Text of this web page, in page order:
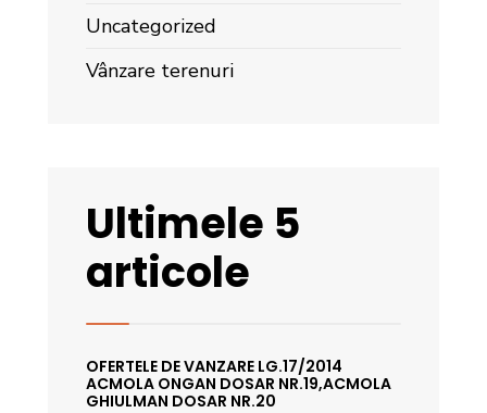
Uncategorized
Vânzare terenuri
Ultimele 5
articole
OFERTELE DE VANZARE LG.17/2014
ACMOLA ONGAN DOSAR NR.19,ACMOLA
GHIULMAN DOSAR NR.20